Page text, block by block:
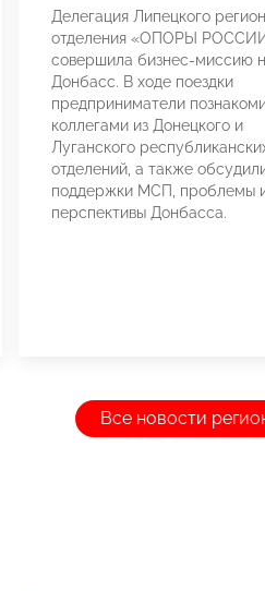
Делегация Липецкого
отделения «ОПОРЫ
совершила бизнес-миссию
Донбасс. В ходе поездки
предприниматели
коллегами из Донецкого и
Луганского
отделений, а также
поддержки МСП, проблемы
перспективы Донбасса.
Все новости